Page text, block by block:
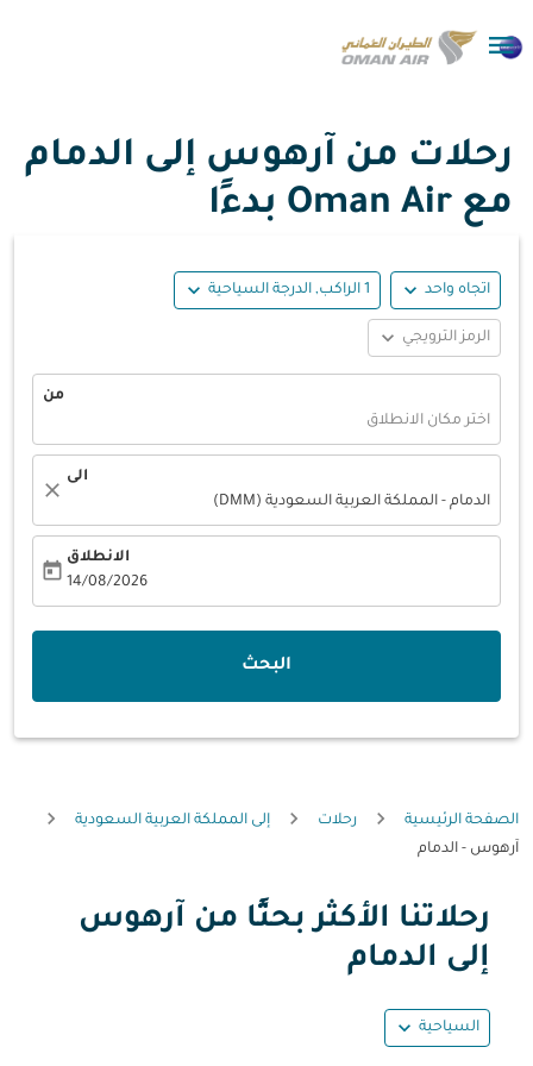

رحلات من آرهوس إلى الدمام
مع Oman Air بدءًا
اتجاه واحد expand_more 1 الراكب, الدرجة السياحية expand_more
الرمز الترويجي expand_more
من
اختر مكان الانطلاق
الى
الدمام - المملكة العربية السعودية (DMM)
close
الانطلاق
14/08/2026
today
البحث
الصفحة الرئيسية رحلات
إلى المملكة العربية السعودية
آرهوس - الدمام
رحلاتنا الأكثر بحثًا من آرهوس
إلى الدمام
السياحية expand_more
حاول تحديث الرحلة (مغادرة و/أو وجهة) أو التفاعل مع